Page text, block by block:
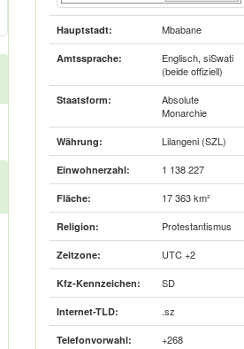
Hauptstadt: Mbabane
Amtssprache:
Englisch, siSwati
(beide offiziell)
Staatsform:
Absolute
Monarchie
Währung: Lilangeni (SZL)
Einwohnerzahl: 1 138 227
Fläche: 17 363 km²
Religion: Protestantismus
Zeitzone: UTC +2
Kfz-Kennzeichen: SD
Internet-TLD: .sz
Telefonvorwahl: +268